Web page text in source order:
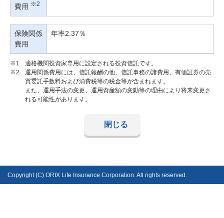
費用 ※2
保険関係
費用
年率2.37％
※1
適格機関投資家専用に設定される投資信託です。
※2
運用関係費用には、信託報酬の他、信託事務の諸費用、有価証券の売
買委託手数料および消費税等の税金等が含まれます。
また、運用手法の変更、運用資産額の変動等の理由により将来変更さ
れる可能性があります。
閉じる
Copyright (C) ORIX Life Insurance Corporation. All rights reserved.